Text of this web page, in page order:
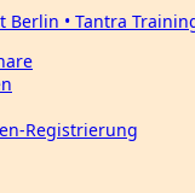
Registrierung